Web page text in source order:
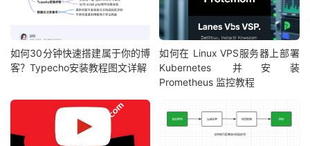
如何30分钟快速搭建属于你的博
客？Typecho安装教程图文详解
如何在 Linux VPS服务器上部署
Kubernetes 并安装
Prometheus 监控教程